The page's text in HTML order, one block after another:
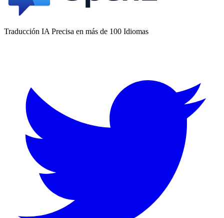
Traducción IA Precisa en más de 100 Idiomas